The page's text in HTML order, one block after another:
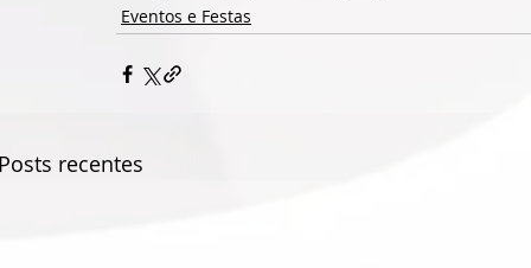
Eventos e Festas
recentes